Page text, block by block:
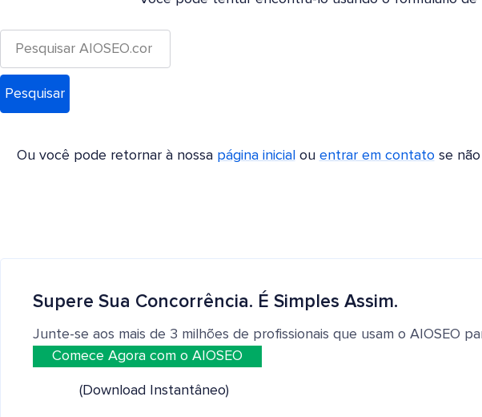
Ou você pode retornar à nossa página inicial ou entrar em contato se
Supere Sua Concorrência. É Simples Assim.
Junte-se aos mais de 3 milhões de profissionais que usam o AIOSEO
Comece Agora com o AIOSEO
(Download Instantâneo)